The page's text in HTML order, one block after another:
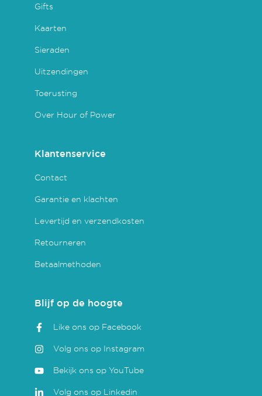
Gifts
Kaarten
Sieraden
Uitzendingen
Toerusting
Over Hour of Power
Klantenservice
Contact
Garantie en klachten
Levertijd en verzendkosten
Retourneren
Betaalmethoden
Blijf op de hoogte
Like ons op Facebook
Volg ons op Instagram
Bekijk ons op YouTube
Volg ons op Linkedin